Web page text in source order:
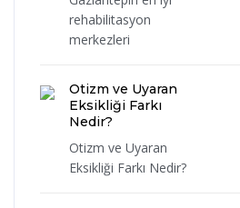
rehabilitasyon
merkezleri
Otizm ve Uyaran
Eksikliği Farkı
Nedir?
Otizm ve Uyaran
Eksikliği Farkı Nedir?